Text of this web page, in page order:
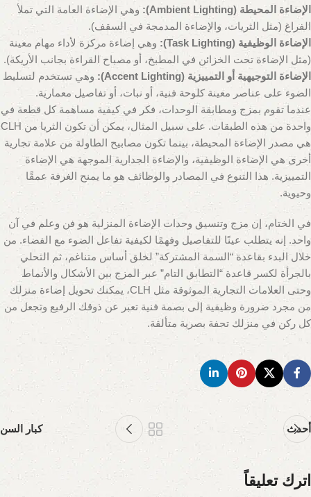
الإضاءة المحيطة (Ambient Lighting):
وهي الإضاءة العامة التي تملأ
الفراغ (مثل الثريات، والإضاءة المدمجة في السقف).
الإضاءة الوظيفية (Task Lighting):
وهي إضاءة مركزة لأداء مهام معينة
(مثل الإضاءة تحت الخزائن في المطبخ، أو مصباح القراءة بجانب الأريكة).
الإضاءة التوجيهية أو التمييزية (Accent Lighting):
وهي تستخدم لتسليط
الضوء على عناصر معينة كلوحة فنية، أو نبات، أو تفاصيل معمارية.
عندما تقوم بمزج ومطابقة الوحدات، فكر في كيفية مساهمة كل قطعة في
واحدة من هذه الطبقات. على سبيل المثال، يمكن أن تكون الثريا من CLH
هي مصدر الإضاءة المحيطة، بينما تكون مصابيح الطاولة من علامة تجارية
أخرى هي الإضاءة الوظيفية، والإضاءة الجدارية الموجهة هي الإضاءة
التمييزية. هذا التنوع في المصادر والوظائف هو ما يمنح الغرفة عمقًا
وحيوية.
في الختام، إن مزج وتنسيق وحدات الإضاءة المنزلية هو فن وعلم في آن
واحد. إنه يتطلب عينًا للتفاصيل وفهمًا لكيفية تفاعل الضوء مع الفضاء. من
خلال البدء بقاعدة “السمة المشتركة” لخلق أساس متناغم، ثم التحلي
بالجرأة لكسر قاعدة “التطابق التام” عبر المزج بين الأشكال والأنماط
وحتى العلامات التجارية الموثوقة مثل CLH، يمكنك تحويل إضاءة منزلك
من مجرد ضرورة وظيفية إلى بصمة فنية تعبر عن ذوقك الرفيع وتجعل من
كل ركن في منزلك تحفة بصرية متألقة.
أحدث كبار السن
اترك تعليقاً